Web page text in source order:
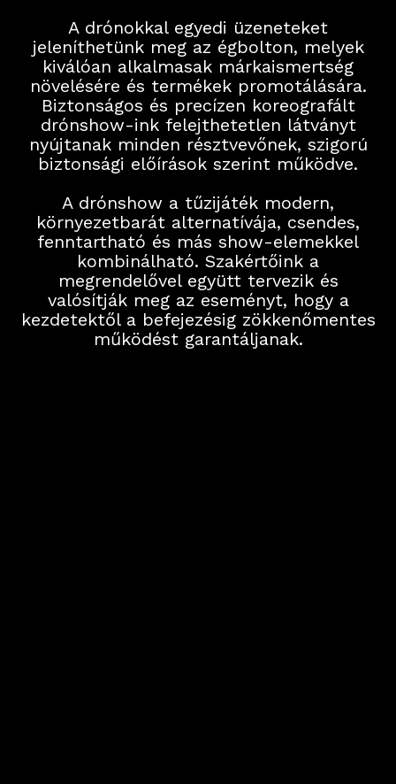
A drónokkal egyedi üzeneteket
jeleníthetünk meg az égbolton, melyek
kiválóan alkalmasak márkaismertség
növelésére és termékek promotálására.
Biztonságos és precízen koreografált
drónshow-ink felejthetetlen látványt
nyújtanak minden résztvevőnek, szigorú
biztonsági előírások szerint működve.
A drónshow a tűzijáték modern,
környezetbarát alternatívája, csendes,
fenntartható és más show-elemekkel
kombinálható. Szakértőink a
megrendelővel együtt tervezik és
valósítják meg az eseményt, hogy a
kezdetektől a befejezésig zökkenőmentes
működést garantáljanak.